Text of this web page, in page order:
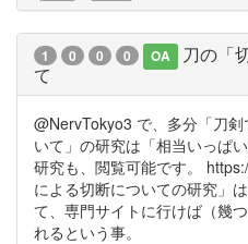
1 0 0 0 OA
刀の「
て
@NervTokyo3 で、多分「刀
いて」の研究は「相当いっぱ
研究も、閲覧可能です。
による切断についての研究」
て、専門サイトに行けば（幾
れるという事。